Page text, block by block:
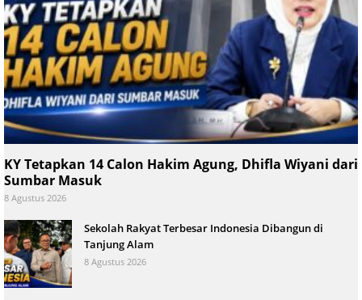
KY Tetapkan 14 Calon Hakim Agung, Dhifla Wiyani dari
Sumbar Masuk
8 Agustus 2026
Sekolah Rakyat Terbesar Indonesia Dibangun di
Tanjung Alam
8 Agustus 2026